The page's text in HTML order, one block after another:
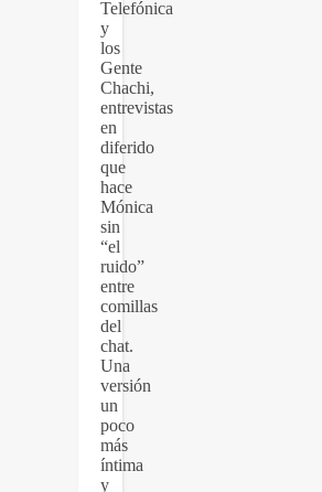
Telefónica
y
los
Gente
Chachi,
entrevistas
en
diferido
que
hace
Mónica
sin
“el
ruido”
entre
comillas
del
chat.
Una
versión
un
poco
más
íntima
y